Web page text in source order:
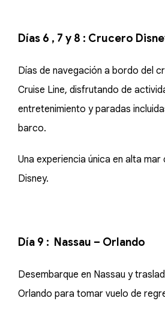
Días 6 , 7 y 8 : Crucero
Días de navegación a bordo del
Cruise Line, disfrutando de
entretenimiento y paradas
barco.
Una experiencia única en alta
Disney.
Día 9 : Nassau – Orlando
Desembarque en Nassau y
Orlando para tomar vuelo de